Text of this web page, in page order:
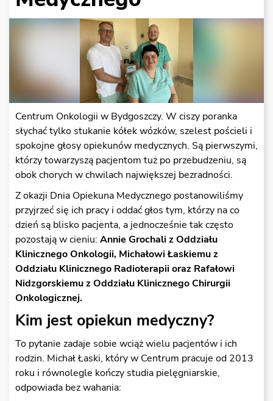
Centrum Onkologii w Bydgoszczy. W ciszy poranka
słychać tylko stukanie kółek wózków, szelest pościeli i
spokojne głosy opiekunów medycznych. Są pierwszymi,
którzy towarzyszą pacjentom tuż po przebudzeniu, są
obok chorych w chwilach największej bezradności.
Z okazji Dnia Opiekuna Medycznego postanowiliśmy
przyjrzeć się ich pracy i oddać głos tym, którzy na co
dzień są blisko pacjenta, a jednocześnie tak często
pozostają w cieniu: Annie Grochali z Oddziału
Klinicznego Onkologii, Michałowi Łaskiemu z
Oddziału Klinicznego Radioterapii oraz Rafałowi
Nidzgorskiemu z Oddziału Klinicznego Chirurgii
Onkologicznej.
Kim jest opiekun medyczny?
To pytanie zadaje sobie wciąż wielu pacjentów i ich
rodzin. Michał Łaski, który w Centrum pracuje od 2013
roku i równolegle kończy studia pielęgniarskie,
odpowiada bez wahania: